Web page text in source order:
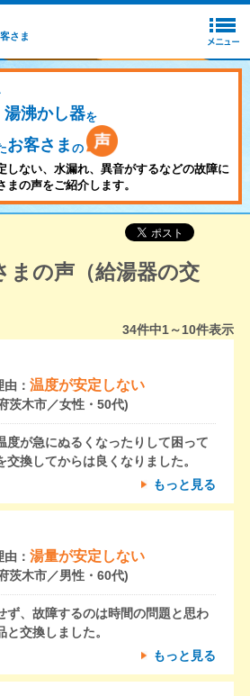
さま
湯沸かし器を
お客さま の
しない、水漏れ、異音がするなどの故障に
の声をご紹介します。
まの声（給湯器の交
34件中1～10件表示
： 温度が安定しない
茨木市／女性・50代)
度が急にぬるくなったりして困って
交換してからは良くなりました。
もっと見る
： 湯量が安定しない
茨木市／男性・60代)
ず、故障するのは時間の問題と思わ
交換しました。
もっと見る